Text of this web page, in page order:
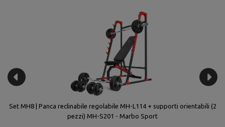
Set MH8 | Panca reclinabile regolabile MH-L114 + supporti orientabili (2
pezzi) MH-S201 - Marbo Sport